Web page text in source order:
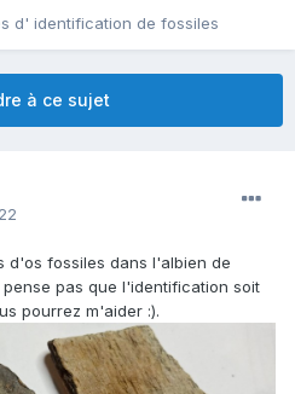
d' identification de fossiles
à ce sujet
d'os fossiles dans l'albien de
pas que l'identification soit
pourrez m'aider :).